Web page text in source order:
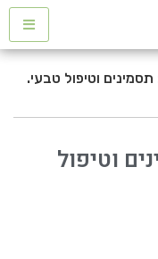
וטיפול טבעי.
וטיפול